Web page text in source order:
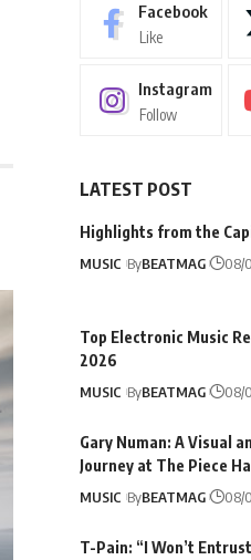
Facebook
Like
Instagram
Follow
LATEST POST
Highlights from the
MUSIC ByBEATMAG 08/
Top Electronic Music
2026
MUSIC ByBEATMAG 08/
Gary Numan: A Visual
Journey at The Piece Hall
MUSIC ByBEATMAG 08/
T-Pain: “I Won’t